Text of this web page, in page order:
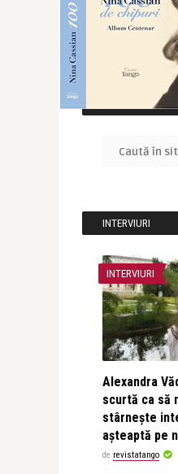
CAUTĂ ÎN SITE
INTERVIURI
INTERVIURI
Alexandra
scurtă ca să
stârnește
așteaptă pe
de revistatango